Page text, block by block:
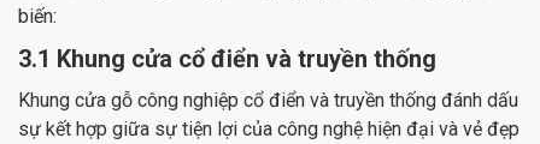
biến:
3.1 Khung cửa cổ điển và truyền thống
Khung cửa gỗ công nghiệp cổ điển và truyền thống đánh dấu
sự kết hợp giữa sự tiện lợi của công nghệ hiện đại và vẻ đẹp